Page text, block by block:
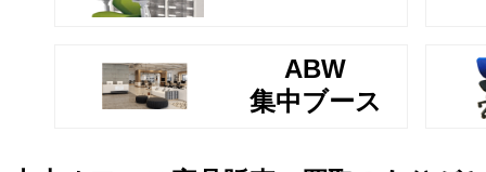
ABW
集中ブース